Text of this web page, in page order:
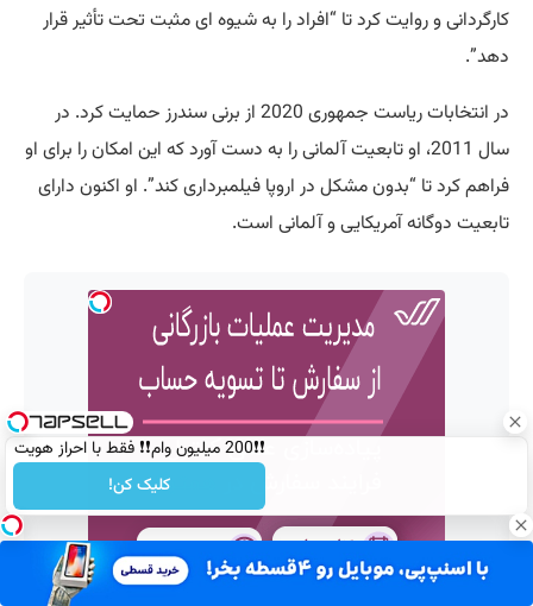
❗❗200 میلیون وام❗❗ فقط با احراز هویت
کلیک کن!
کارگردانی و روایت کرد تا “افراد را به شیوه ای مثبت تحت تأثیر قرار
دهد”.
در انتخابات ریاست جمهوری 2020 از برنی سندرز حمایت کرد. در
سال 2011، او تابعیت آلمانی را به دست آورد که این امکان را برای او
فراهم کرد تا “بدون مشکل در اروپا فیلمبرداری کند”. او اکنون دارای
تابعیت دوگانه آمریکایی و آلمانی است.